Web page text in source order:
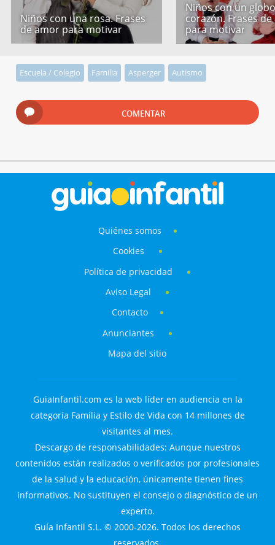
Niños con una rosa. Frases
de amor para motivar
Niños con un
corazón. Frases
para motivar
Escuela / Colegio Familia Asperger Autismo
COMENTAR
Quiénes somos
Cookies
Política de privacidad
Aviso Legal
Contacto
Anunciantes
Mapa del sitio
GuiaInfantil.com es la web líder en audiencia en la
categoría Familia y Estilo de Vida con 14 millones de
visitantes al mes.
Descargo de responsabilidades: Aunque nuestros
contenidos están realizados o verificados por profesionales
de la salud y la educación, únicamente tienen fines
informativos. No sustituyen el consejo o diagnóstico de un
experto.
Guía Infantil S.L. © 2000-2026. Todos los derechos